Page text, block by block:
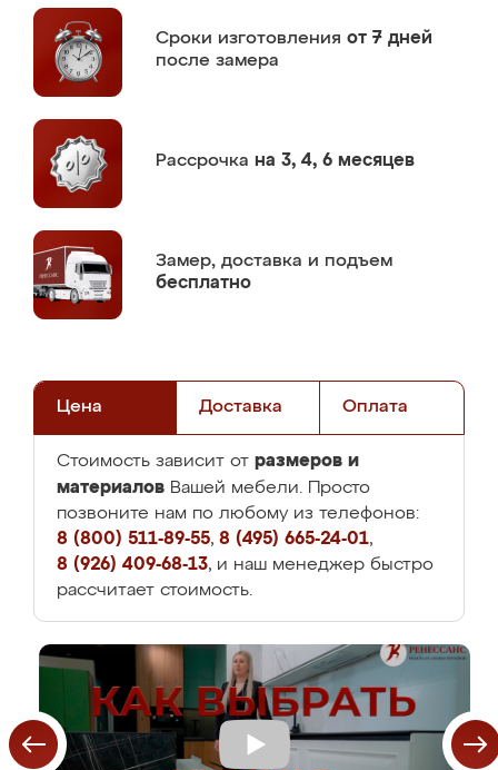
Сроки изготовления от 7 дней
после замера
Рассрочка на 3, 4, 6 месяцев
Замер, доставка и подъем
бесплатно
Цена Доставка Оплата
Стоимость зависит от размеров и
материалов Вашей мебели. Просто
позвоните нам по любому из телефонов:
8 (800) 511-89-55, 8 (495) 665-24-01,
8 (926) 409-68-13, и наш менеджер быстро
рассчитает стоимость.